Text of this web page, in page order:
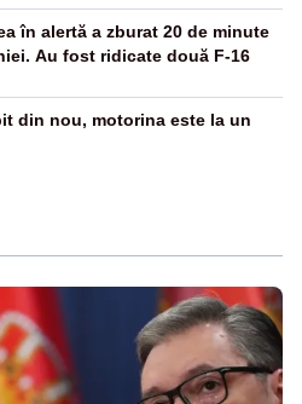
în alertă a zburat 20 de minute
Au fost ridicate două F-16
din nou, motorina este la un